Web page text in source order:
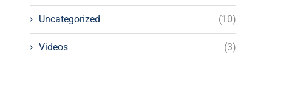
Uncategorized (10)
Videos (3)